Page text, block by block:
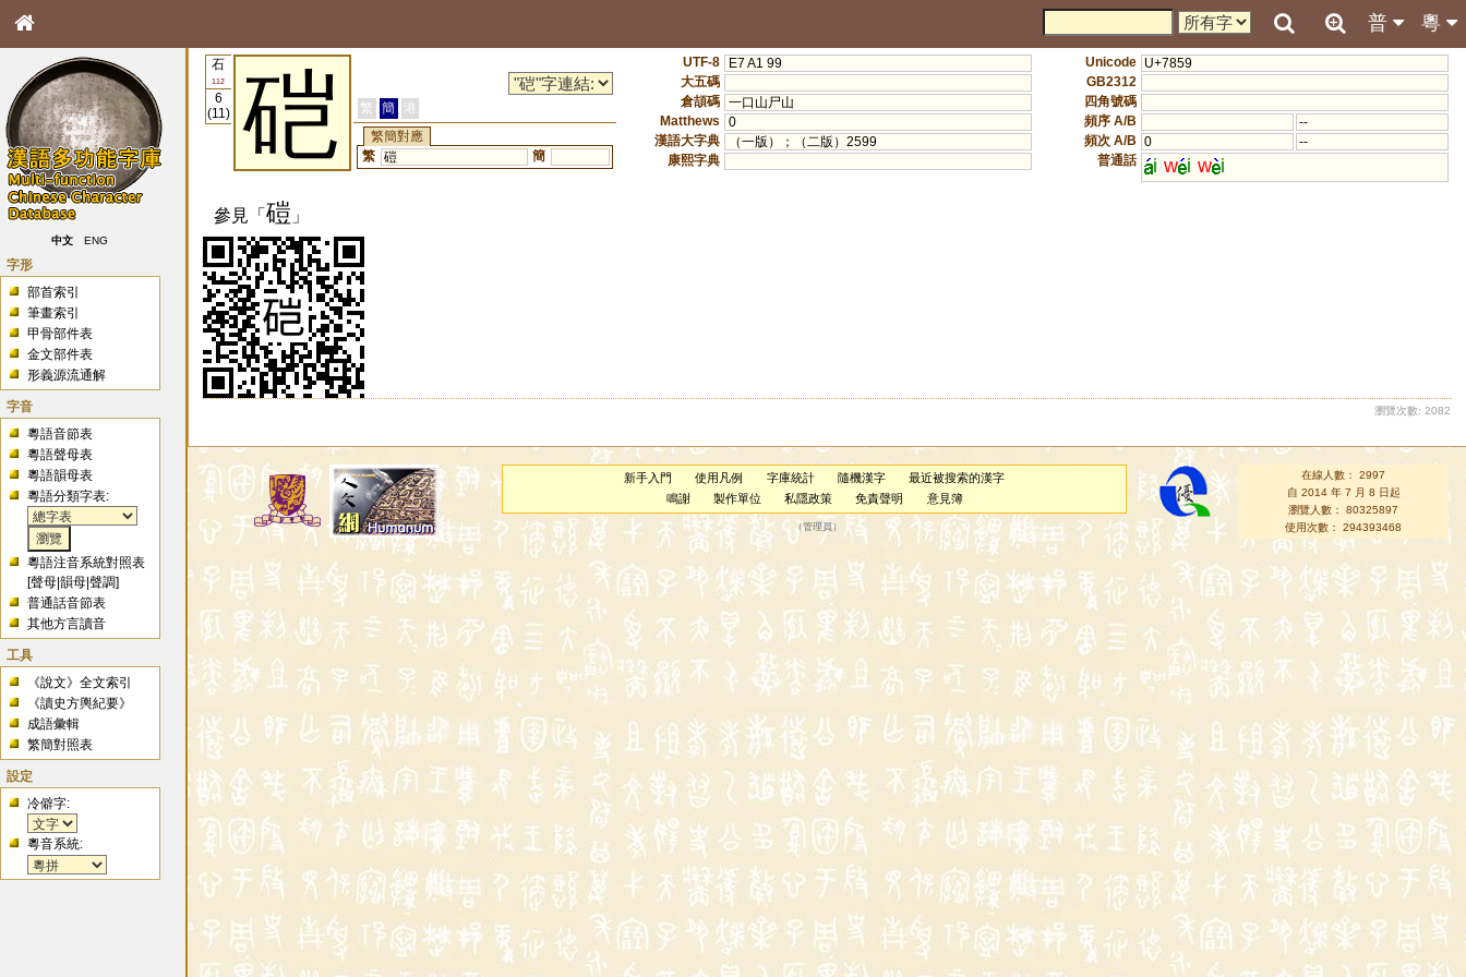
粵
普
中文 ENG
字形
部首索引
筆畫索引
甲骨部件表
金文部件表
形義源流通解
字音
粵語音節表
粵語聲母表
粵語韻母表
粵語分類字表:
粵語注音系統對照表
[聲母 |韻母 |聲調]
普通話音節表
其他方言讀音
工具
《說文》全文索引
《讀史方輿紀要》
成語彙輯
繁簡對照表
設定
冷僻字:
粵音系統:
石
112
6
(11)
硙 繁 簡
港
繁簡對應
繁 磑 簡
UTF-8
E7 A1 99
大五碼
倉頡碼 一口山尸山
Matthews
0
漢語大字典
（一版）；（二版）2599
康熙字典
Unicode U+7859
GB2312
四角號碼
頻序 A/B
--
頻次 A/B 0
--
普通話
i w i w i
參見「磑 」
瀏覽次數: 2082
新手入門 使用凡例 字庫統計 隨機漢字
最近被搜索的漢字
鳴謝
製作單位 私隱政策 免責聲明 意見簿
（管理員）
在線人數： 2997
自 2014 年 7 月 8 日起
瀏覽人數： 80325897
使用次數： 294393468